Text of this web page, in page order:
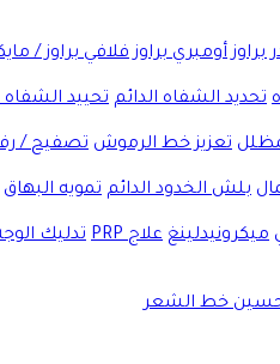
براوز أومبري براوز فلافي براوز /
تحديد الشفاه الدائم تحييد الشفاه
تعزيز خط الرموش تصفيح /
بلش الخدود الدائم تمويه البهاق
ميكرونيدلينغ علاج PRP تدليك
خط الشعر